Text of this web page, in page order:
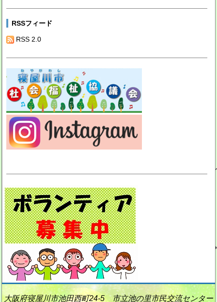
RSSフィード
RSS 2.0
大阪府寝屋川市池田西町24-5 市立池の里市民交流センター